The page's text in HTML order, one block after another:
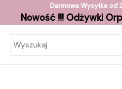
Darmowa Wysyłka od
Nowość !!! Odżywki